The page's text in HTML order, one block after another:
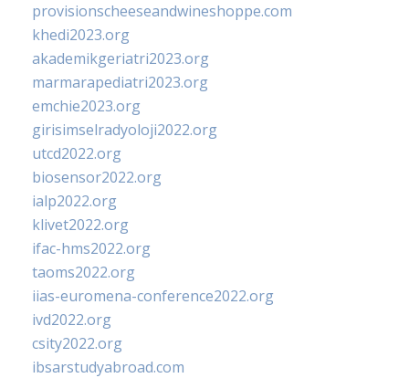
provisionscheeseandwineshoppe.com
khedi2023.org
akademikgeriatri2023.org
marmarapediatri2023.org
emchie2023.org
girisimselradyoloji2022.org
utcd2022.org
biosensor2022.org
ialp2022.org
klivet2022.org
ifac-hms2022.org
taoms2022.org
iias-euromena-conference2022.org
ivd2022.org
csity2022.org
ibsarstudyabroad.com